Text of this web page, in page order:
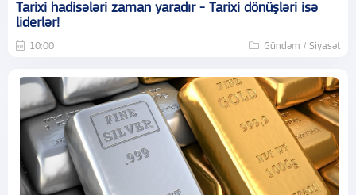
Tarixi hadisələri zaman yaradır - Tarixi dönüşləri isə
liderlər!
10:00 Gündəm / Siyasət